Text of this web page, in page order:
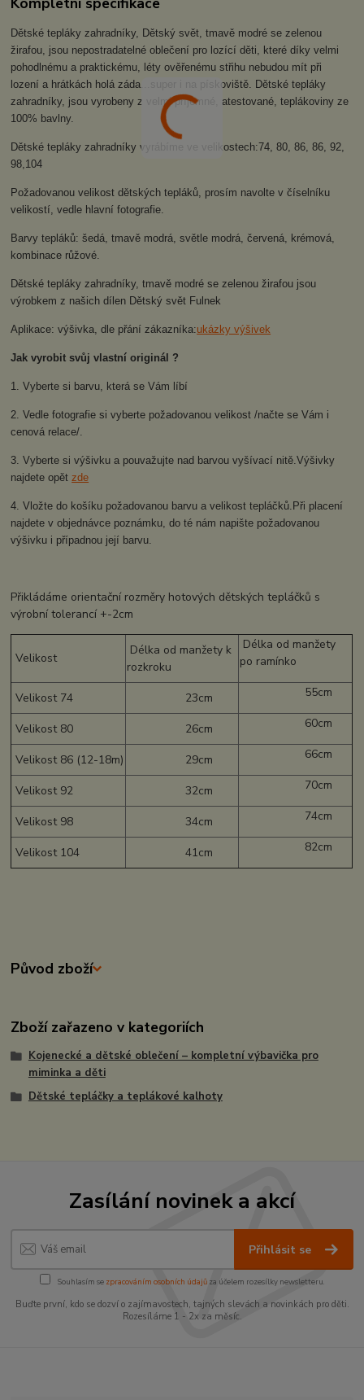
Dětské tepláky zahradníky, Dětský svět, tmavě modré se zelenou
žirafou, jsou nepostradatelné oblečení pro lozící děti, které díky velmi
pohodlnému a praktickému, léty ověřenému střihu nebudou mít při
lození a hrátkách holá záda...super i na pískoviště. Dětské tepláky
zahradníky, jsou vyrobeny z velmi příjemné, atestované, teplákoviny ze
100% bavlny.
Dětské tepláky zahradníky vyrábíme ve velikostech:74, 80, 86, 86, 92,
98,104
Požadovanou velikost dětských tepláků, prosím navolte v číselníku
velikostí, vedle hlavní fotografie.
Barvy tepláků: šedá, tmavě modrá, světle modrá, červená, krémová,
kombinace růžové.
Dětské tepláky zahradníky, tmavě modré se zelenou žirafou jsou
výrobkem z našich dílen Dětský svět Fulnek
Aplikace: výšivka, dle přání zákazníka:ukázky výšivek
Jak vyrobit svůj vlastní originál ?
1. Vyberte si barvu, která se Vám líbí
2. Vedle fotografie si vyberte požadovanou velikost /načte se Vám i
cenová relace/.
3. Vyberte si výšivku a pouvažujte nad barvou vyšívací nitě.Výšivky
najdete opětzde
4. Vložte do košíku požadovanou barvu a velikost tepláčků.Při placení
najdete v objednávce poznámku, do té nám napište požadovanou
výšivku i případnou její barvu.
Přikládáme orientační rozměry hotových dětských tepláčků s
výrobní tolerancí +-2cm
Velikost
Délka od manžety k
rozkroku
Délka od manžety
po ramínko
Velikost 74 23cm 55cm
Velikost 80 26cm 60cm
Velikost 86 (12-18m) 29cm 66cm
Velikost 92 32cm 70cm
Velikost 98 34cm 74cm
Velikost 104 41cm 82cm
Původ zboží
Zboží zařazeno v kategoriích
Kojenecké a dětské oblečení – kompletní výbavička pro
miminka a děti
Dětské tepláčky a teplákové kalhoty
Zasílání novinek a akcí
Přihlásit se
Souhlasím se zpracováním osobních údajůza účelem rozesílky newsletteru.
Buďte první, kdo se dozví o zajímavostech, tajných slevách a novinkách pro děti.
Rozesíláme 1 - 2x za měsíc.